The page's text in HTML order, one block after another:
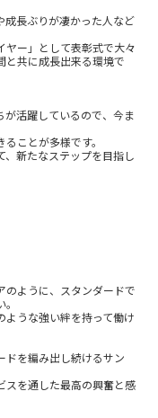
成長ぶりが凄かった人など
ヤー」として表彰式で大々
と共に成長出来る環境で
が活躍しているので、今ま
ことが多様です。
、新たなステップを目指し
のように、スタンダードで
ような強い絆を持って働け
ドを編み出し続けるサン
スを通した最高の興奮と感